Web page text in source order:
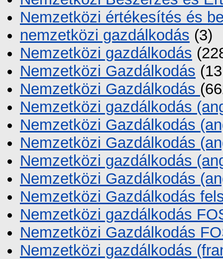
Nemzetközi értékesítés és
nemzetközi gazdálkodás (3)
Nemzetközi gazdálkodás
Nemzetközi Gazdálkodás
Nemzetközi Gazdálkodás
Nemzetközi gazdálkodás
Nemzetközi Gazdálkodás
Nemzetközi Gazdálkodás
Nemzetközi gazdálkodás
Nemzetközi Gazdálkodás
Nemzetközi Gazdálkodás
Nemzetközi gazdálkodás
Nemzetközi Gazdálkodás
Nemzetközi gazdálkodás